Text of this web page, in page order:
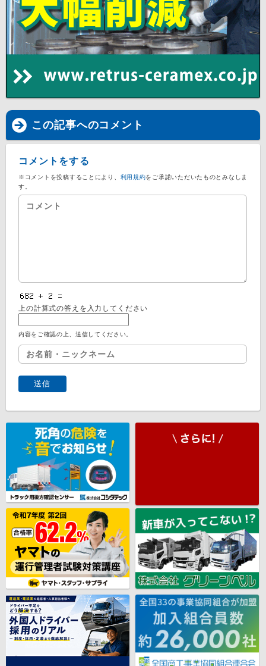
この記事へのコメント
コメントをする
※コメントを投稿することにより、 利用規約をご承諾いただいたものとみなしま
す。
上の計算式の答えを入力してください
内容をご確認の上、送信してください。